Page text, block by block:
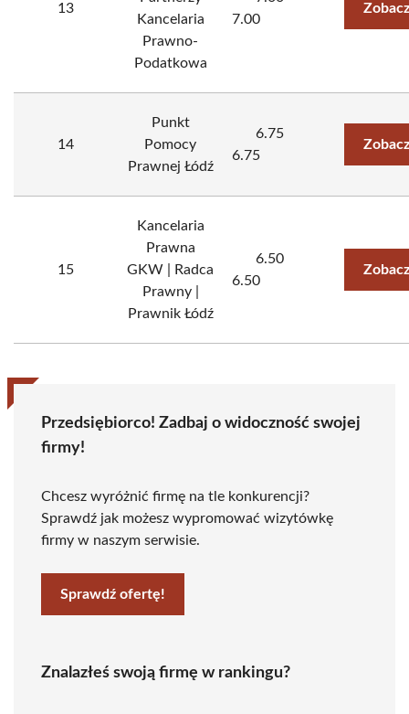
13
Kancelaria
Prawno-
Podatkowa
7.00
14
Punkt
Pomocy
Prawnej Łódź
6.75
6.75
15
Kancelaria
Prawna
GKW | Radca
Prawny |
Prawnik Łódź
6.50
6.50
Przedsiębiorco! Zadbaj o widoczność swojej
firmy!
Chcesz wyróżnić firmę na tle konkurencji?
Sprawdź jak możesz wypromować wizytówkę
firmy w naszym serwisie.
Sprawdź ofertę!
Znalazłeś swoją firmę w rankingu?